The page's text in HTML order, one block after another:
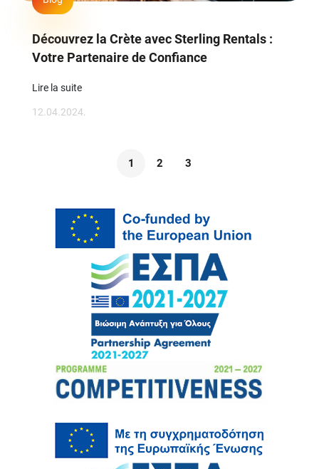
Découvrez la Crète avec Sterling Rentals :
Votre Partenaire de Confiance
Lire la suite
12.04.2024.
1 2 3